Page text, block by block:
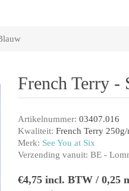
French Terry -
Artikelnummer: 03407.016
Kwaliteit: French Terry 250g/
Merk: See You at Six
Verzending vanuit: BE -
€4,75 incl. BTW / 0,25